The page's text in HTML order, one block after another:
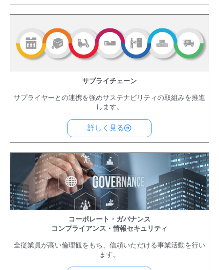
サプライチェーン
サプライヤーとの連携を強めサステナビリティの取組みを推進
します。
詳しく見る
コーポレート・ガバナンス
コンプライアンス・情報セキュリティ
全従業員が高い倫理観をもち、信頼いただける事業活動を行い
ます。